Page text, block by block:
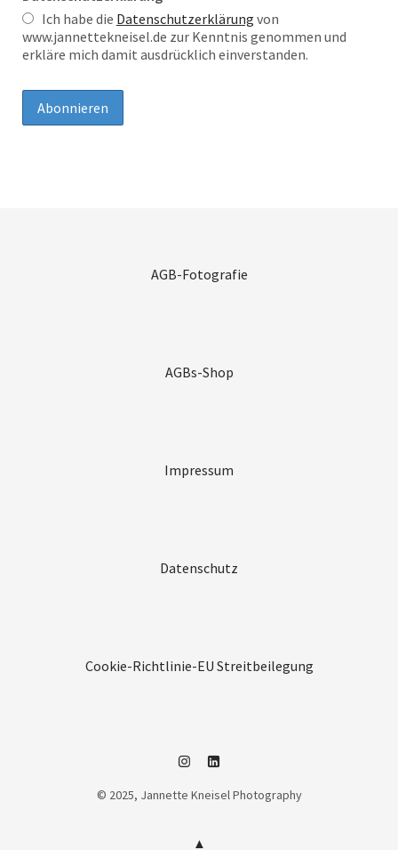
Ich habe die Datenschutzerklärung von
www.jannettekneisel.de zur Kenntnis genommen und
erkläre mich damit ausdrücklich einverstanden.
AGB-Fotografie
AGBs-Shop
Impressum
Datenschutz
Cookie-Richtlinie-EU Streitbeilegung
Instagram
Linkedin
© 2025, Jannette Kneisel Photography